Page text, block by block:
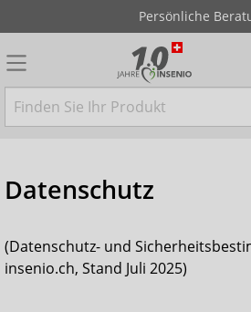
Diskreter
Datenschutz
(Datenschutz- und
insenio.ch, Stand Juli 2025)